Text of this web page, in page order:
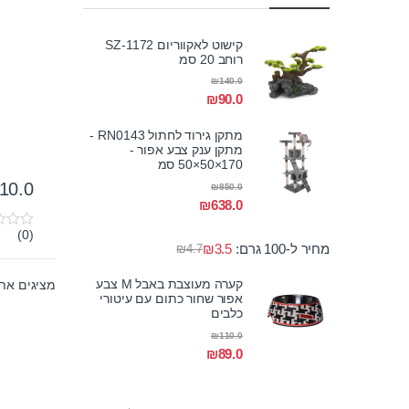
10.0
0
u
o
(0)
מציגים את כל ⁦2⁩
קישוט לאקווריום SZ-1172
רוחב 20 סמ
₪90.0
₪140.0
מתקן גירוד לחתול RN0143 -
מתקן ענק צבע אפור -
170×50×50 סמ
₪638.0
₪850.0
מחיר ל-100 גרם: ₪4.7₪3.5
קערה מעוצבת באבל M צבע
אפור שחור כתום עם עיטורי
כלבים
₪89.0
₪110.0